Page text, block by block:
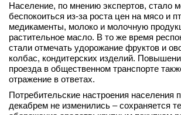
Население, по мнению экспертов, стало
беспокоиться из-за роста цен на мясо и
медикаменты, молоко и молочную
растительное масло. В то же время
стали отмечать удорожание фруктов и
колбас, кондитерских изделий.
проезда в общественном транспорте
отражение в ответах.
Потребительские настроения населения
декабрем не изменились – сохраняется